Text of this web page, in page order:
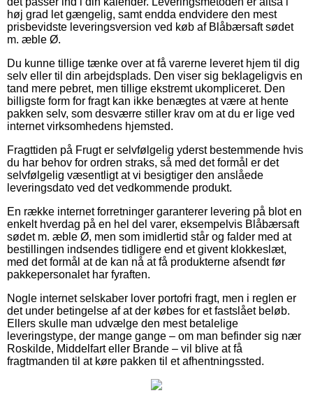
høj grad let gængelig, samt endda endvidere den mest
prisbevidste leveringsversion ved køb af Blåbærsaft sødet
m. æble Ø.
Du kunne tillige tænke over at få varerne leveret hjem til dig
selv eller til din arbejdsplads. Den viser sig beklageligvis en
tand mere pebret, men tillige ekstremt ukompliceret. Den
billigste form for fragt kan ikke benægtes at være at hente
pakken selv, som desværre stiller krav om at du er lige ved
internet virksomhedens hjemsted.
Fragttiden på Frugt er selvfølgelig yderst bestemmende hvis
du har behov for ordren straks, så med det formål er det
selvfølgelig væsentligt at vi besigtiger den anslåede
leveringsdato ved det vedkommende produkt.
En række internet forretninger garanterer levering på blot en
enkelt hverdag på en hel del varer, eksempelvis Blåbærsaft
sødet m. æble Ø, men som imidlertid står og falder med at
bestillingen indsendes tidligere end et givent klokkeslæt,
med det formål at de kan nå at få produkterne afsendt før
pakkepersonalet har fyraften.
Nogle internet selskaber lover portofri fragt, men i reglen er
det under betingelse af at der købes for et fastslået beløb.
Ellers skulle man udvælge den mest betalelige
leveringstype, der mange gange – om man befinder sig nær
Roskilde, Middelfart eller Brande – vil blive at få
fragtmanden til at køre pakken til et afhentningssted.